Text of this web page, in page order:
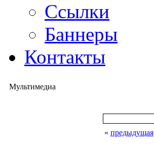
Ссылки
Баннеры
Контакты
Мультимедиа
« предыдущая